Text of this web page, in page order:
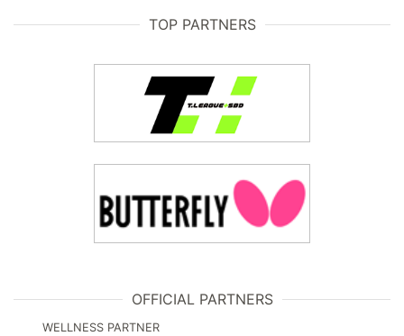
TOP PARTNERS
OFFICIAL PARTNERS
WELLNESS PARTNER